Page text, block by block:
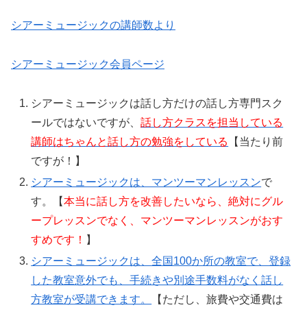
シアーミュージックの講師数より
シアーミュージック会員ページ
シアーミュージックは話し方だけの話し方専門スク
ールではないですが、話し方クラスを担当している
講師はちゃんと話し方の勉強をしている
【当たり前
ですが！】
シアーミュージックは、マンツーマンレッスンで
す。【本当に話し方を改善したいなら、絶対にグル
ープレッスンでなく、マンツーマンレッスンがおす
すめです！ 】
シアーミュージックは、全国100か所の教室で、登録
した教室意外でも、手続きや別途手数料がなく話し
方教室が受講できます。
【ただし、旅費や交通費は